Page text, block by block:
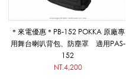
音
＊來電優惠＊PB-152 POKKA 原廠專
用舞台喇叭背包、防塵罩 適用PAS-
152
NT.4,200